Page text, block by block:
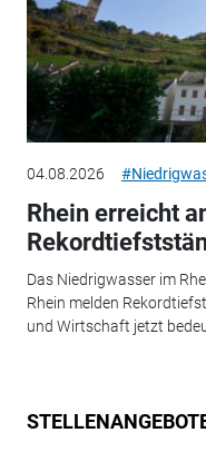
04.08.2026
Rhein erreicht
Das Niedrigwasser im
Rhein melden
und Wirtschaft jetzt